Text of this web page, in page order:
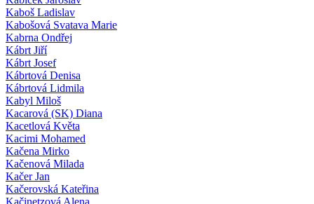
Kaboš Ladislav
Kabošová Svatava Marie
Kabrna Ondřej
Kábrt Jiří
Kábrt Josef
Kábrtová Denisa
Kábrtová Lidmila
Kabyl Miloš
Kacarová (SK) Diana
Kacetlová Květa
Kacimi Mohamed
Kačena Mirko
Kačenová Milada
Kačer Jan
Kačerovská Kateřina
Kačinetzová Alena